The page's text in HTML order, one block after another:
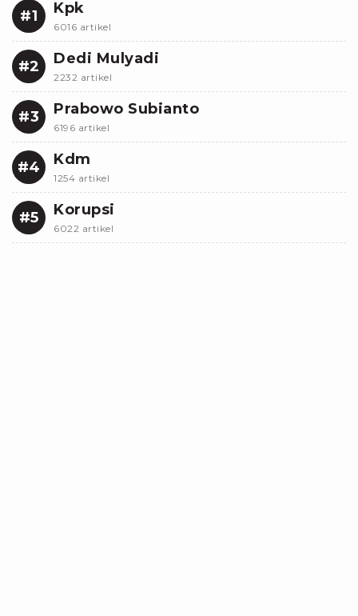
#1 Kpk
6016 artikel
#2 Dedi Mulyadi
2232 artikel
#3 Prabowo Subianto
6196 artikel
#4 Kdm
1254 artikel
#5 Korupsi
6022 artikel